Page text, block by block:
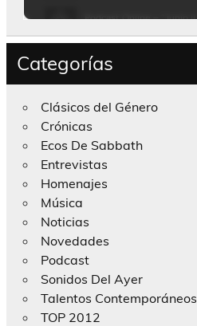
Categorías
Clásicos del Género
Crónicas
Ecos De Sabbath
Entrevistas
Homenajes
Música
Noticias
Novedades
Podcast
Sonidos Del Ayer
Talentos Contemporáneos
TOP 2012